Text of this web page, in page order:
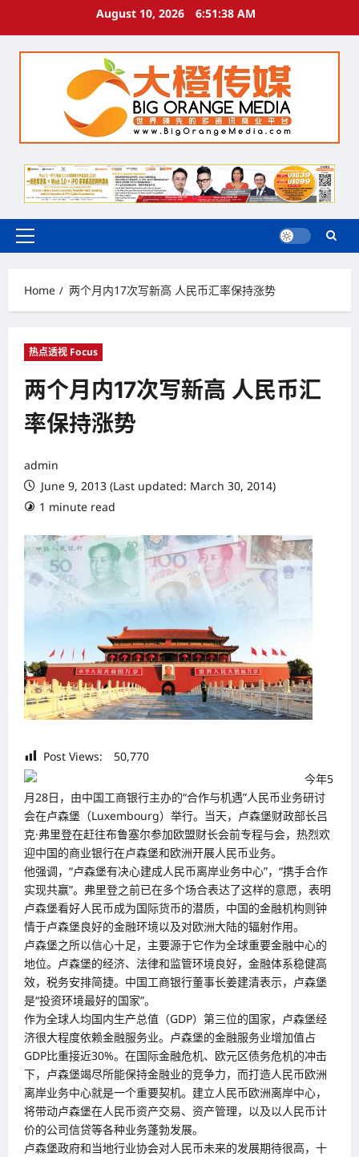
August 10, 2026 6:51:38 AM
Primary
Home
两个月内17次写新高 人民币汇率保持涨势
热点透视 Focus
两个月内17次写新高 人民币汇
率保持涨势
admin
June 9, 2013 (Last updated: March 30, 2014)
1 minute read
Post Views:
50,770
今年5
月28日，由中国工商银行主办的“合作与机遇”人民币业务研讨
会在卢森堡（Luxembourg）举行。当天，卢森堡财政部长吕
克·弗里登在赶往布鲁塞尔参加欧盟财长会前专程与会，热烈欢
迎中国的商业银行在卢森堡和欧洲开展人民币业务。
他强调，“卢森堡有决心建成人民币离岸业务中心”，“携手合作
实现共赢”。弗里登之前已在多个场合表达了这样的意愿，表明
卢森堡看好人民币成为国际货币的潜质，中国的金融机构则钟
情于卢森堡良好的金融环境以及对欧洲大陆的辐射作用。
卢森堡之所以信心十足，主要源于它作为全球重要金融中心的
地位。卢森堡的经济、法律和监管环境良好，金融体系稳健高
效，税务安排简捷。中国工商银行董事长姜建清表示，卢森堡
是“投资环境最好的国家”。
作为全球人均国内生产总值（GDP）第三位的国家，卢森堡经
济很大程度依赖金融服务业。卢森堡的金融服务业增加值占
GDP比重接近30%。在国际金融危机、欧元区债务危机的冲击
下，卢森堡竭尽所能保持金融业的竞争力，而打造人民币欧洲
离岸业务中心就是一个重要契机。建立人民币欧洲离岸中心，
将带动卢森堡在人民币资产交易、资产管理，以及以人民币计
价的公司信贷等各种业务蓬勃发展。
卢森堡政府和当地行业协会对人民币未来的发展期待很高，十